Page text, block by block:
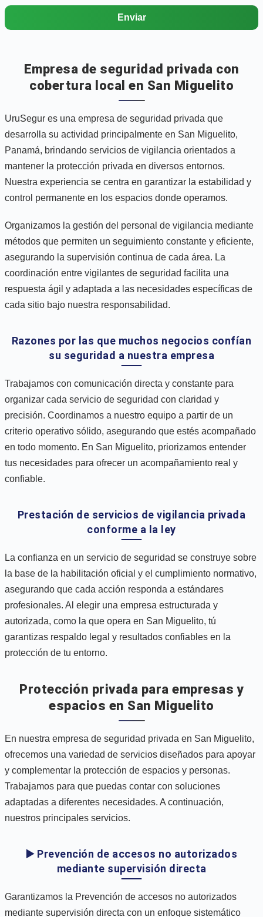
Enviar
Empresa de seguridad privada con
cobertura local en San Miguelito
UruSegur es una empresa de seguridad privada que
desarrolla su actividad principalmente en San Miguelito,
Panamá, brindando servicios de vigilancia orientados a
mantener la protección privada en diversos entornos.
Nuestra experiencia se centra en garantizar la estabilidad y
control permanente en los espacios donde operamos.
Organizamos la gestión del personal de vigilancia mediante
métodos que permiten un seguimiento constante y eficiente,
asegurando la supervisión continua de cada área. La
coordinación entre vigilantes de seguridad facilita una
respuesta ágil y adaptada a las necesidades específicas de
cada sitio bajo nuestra responsabilidad.
Razones por las que muchos negocios confían
su seguridad a nuestra empresa
Trabajamos con comunicación directa y constante para
organizar cada servicio de seguridad con claridad y
precisión. Coordinamos a nuestro equipo a partir de un
criterio operativo sólido, asegurando que estés acompañado
en todo momento. En San Miguelito, priorizamos entender
tus necesidades para ofrecer un acompañamiento real y
confiable.
Prestación de servicios de vigilancia privada
conforme a la ley
La confianza en un servicio de seguridad se construye sobre
la base de la habilitación oficial y el cumplimiento normativo,
asegurando que cada acción responda a estándares
profesionales. Al elegir una empresa estructurada y
autorizada, como la que opera en San Miguelito, tú
garantizas respaldo legal y resultados confiables en la
protección de tu entorno.
Protección privada para empresas y
espacios en San Miguelito
En nuestra empresa de seguridad privada en San Miguelito,
ofrecemos una variedad de servicios diseñados para apoyar
y complementar la protección de espacios y personas.
Trabajamos para que puedas contar con soluciones
adaptadas a diferentes necesidades. A continuación,
nuestros principales servicios.
▶️ Prevención de accesos no autorizados
mediante supervisión directa
Garantizamos la Prevención de accesos no autorizados
mediante supervisión directa con un enfoque sistemático